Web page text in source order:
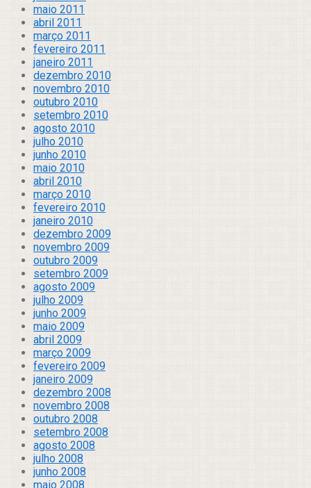
maio 2011
abril 2011
março 2011
fevereiro 2011
janeiro 2011
dezembro 2010
novembro 2010
outubro 2010
setembro 2010
agosto 2010
julho 2010
junho 2010
maio 2010
abril 2010
março 2010
fevereiro 2010
janeiro 2010
dezembro 2009
novembro 2009
outubro 2009
setembro 2009
agosto 2009
julho 2009
junho 2009
maio 2009
abril 2009
março 2009
fevereiro 2009
janeiro 2009
dezembro 2008
novembro 2008
outubro 2008
setembro 2008
agosto 2008
julho 2008
junho 2008
maio 2008